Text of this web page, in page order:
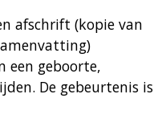
afschrift (kopie van
een geboorte,
De gebeurtenis is